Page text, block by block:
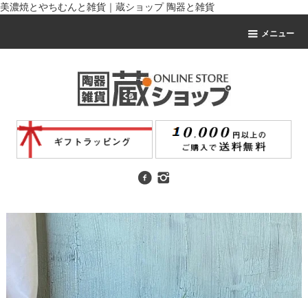
美濃焼とやちむんと雑貨｜蔵ショップ 陶器と雑貨
メニュー